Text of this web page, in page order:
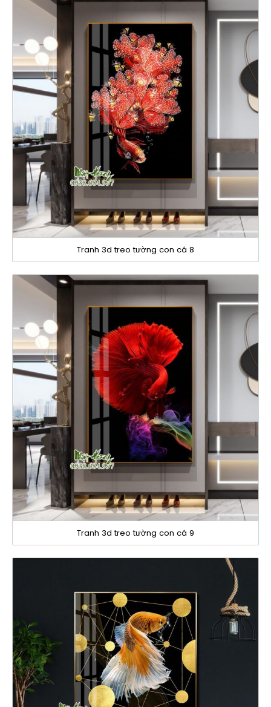
Tranh 3d treo tường con cá 8
Tranh 3d treo tường con cá 9